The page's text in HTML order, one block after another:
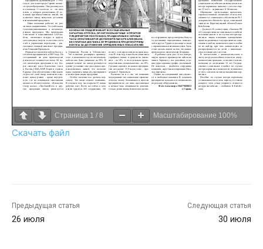
Страница 1 / 8 Масштабирование 100%
Скачать файл
Предыдущая статья
26 июля
Следующая статья
30 июля